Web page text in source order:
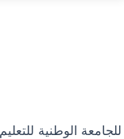
الوطنية للتعليم